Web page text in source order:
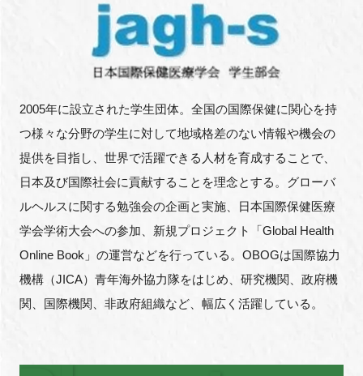
2005年に設立された学生団体。全国の国際保健に関心を持
つ様々な分野の学生に対して地域格差のない情報や機会の
提供を目指し、世界で活躍できる人材を育成することで、
日本及び国際社会に貢献することを理念とする。グローバ
ルヘルスに関する勉強会の企画と実施、日本国際保健医療
学会学術大会への参加、新規プロジェクト「Global Health
Online Book」の運営などを行っている。OBOGは国際協力
機構（JICA）青年海外協力隊をはじめ、研究機関、政府機
関、国際機関、非政府組織など、幅広く活躍している。